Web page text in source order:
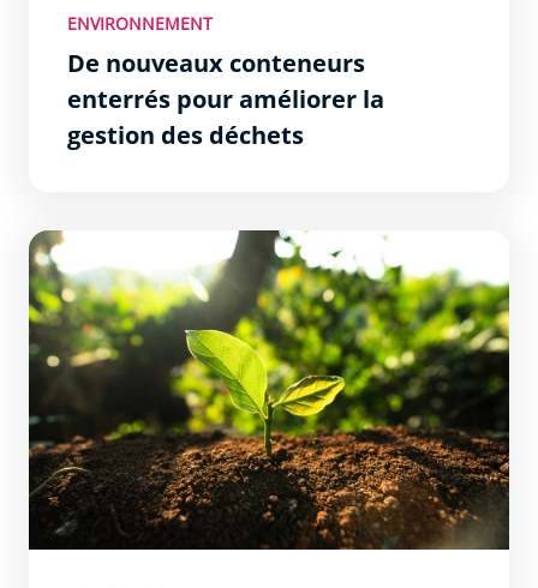
ENVIRONNEMENT
De nouveaux conteneurs
enterrés pour améliorer la
gestion des déchets
Améliorer la qualité de vie par l’environnement